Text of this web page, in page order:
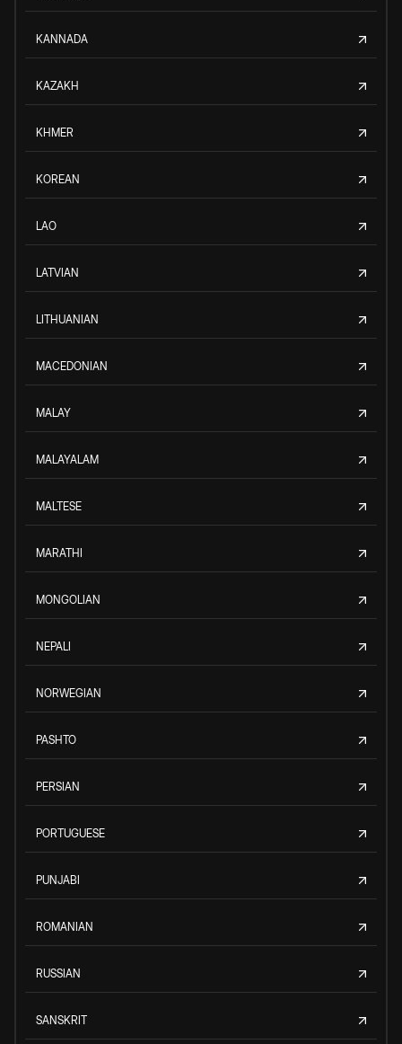
KANNADA
KAZAKH
KHMER
KOREAN
LAO
LATVIAN
LITHUANIAN
MACEDONIAN
MALAY
MALAYALAM
MALTESE
MARATHI
MONGOLIAN
NEPALI
NORWEGIAN
PASHTO
PERSIAN
PORTUGUESE
PUNJABI
ROMANIAN
RUSSIAN
SANSKRIT